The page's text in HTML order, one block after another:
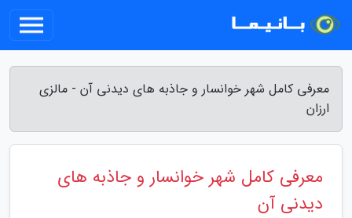
معرفی کامل شهر خوانسار و جاذبه های دیدنی آن - مالزی
ارزان
معرفی کامل شهر خوانسار و جاذبه های
دیدنی آن